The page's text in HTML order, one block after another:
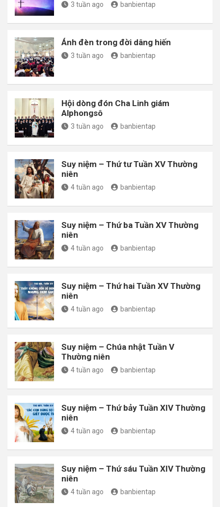
3 tuần ago banbientap
Ánh đèn trong đời dâng hiến
3 tuần ago banbientap
Hội dòng đón Cha Linh giám
Alphongsô
3 tuần ago banbientap
Suy niệm – Thứ tư Tuần XV Thường
niên
4 tuần ago banbientap
Suy niệm – Thứ ba Tuần XV Thường
niên
4 tuần ago banbientap
Suy niệm – Thứ hai Tuần XV Thường
niên
4 tuần ago banbientap
Suy niệm – Chúa nhật Tuần V
Thường niên
4 tuần ago banbientap
Suy niệm – Thứ bảy Tuần XIV Thường
niên
4 tuần ago banbientap
Suy niệm – Thứ sáu Tuần XIV Thường
niên
4 tuần ago banbientap